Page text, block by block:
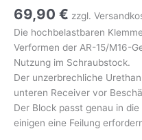
69,90 € zzgl.
Die hochbelastbaren
Verformen der AR-15/M16-
Nutzung im Schraubstock.
Der unzerbrechliche
unteren Receiver vor
Der Block passt genau in
einigen eine Feilung